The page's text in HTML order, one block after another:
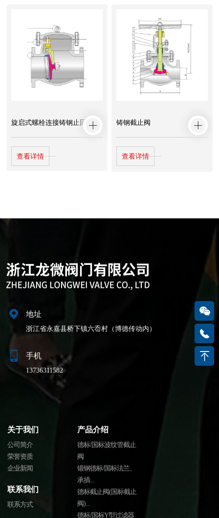
旋启式螺栓连接铸钢止回阀
查看详情
铸钢截止阀
查看详情
地址
浙江省永嘉县桥下镇六岙村（博德传动内）
手机
13736311582
关于我们
公司简介
荣誉资质
企业新闻
联系我们
联系方式
产品介绍
德标/国标波纹管截止
阀
锻钢德标/国标法兰、
承插...
德标截止阀(国标截止
阀)...
德标/国标Y型过滤器